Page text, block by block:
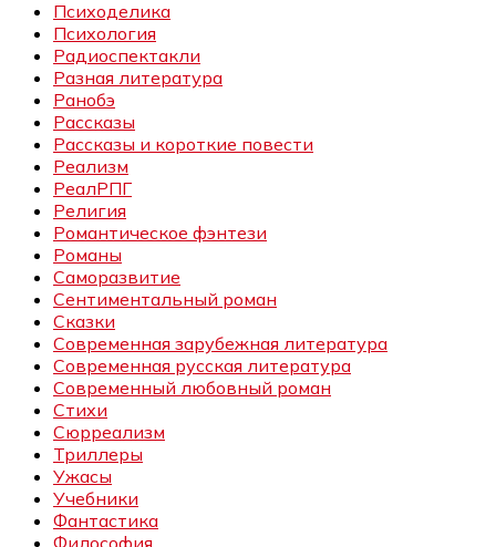
Психоделика
Психология
Радиоспектакли
Разная литература
Ранобэ
Рассказы
Рассказы и короткие повести
Реализм
РеалРПГ
Религия
Романтическое фэнтези
Романы
Саморазвитие
Сентиментальный роман
Сказки
Современная зарубежная литература
Современная русская литература
Современный любовный роман
Стихи
Сюрреализм
Триллеры
Ужасы
Учебники
Фантастика